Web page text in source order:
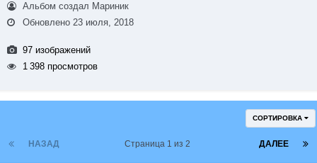
Альбом создал Мариник
Обновлено23 июля, 2018
97 изображений
1 398 просмотров
СОРТИРОВКА
НАЗАД ДАЛЕЕ
Страница 1 из 2